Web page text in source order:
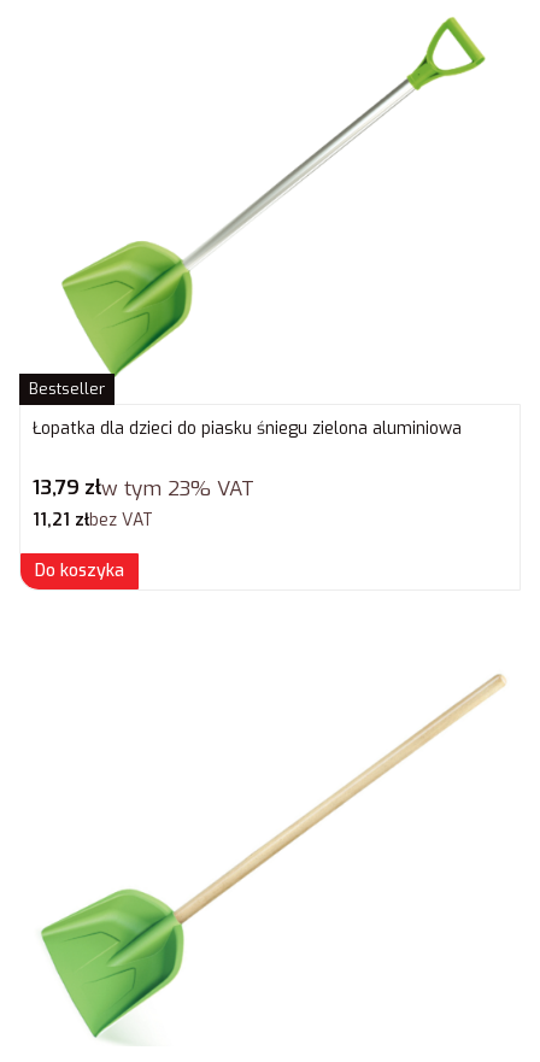
Bestseller
Łopatka dla dzieci do piasku śniegu zielona aluminiowa
Cena brutto
13,79 złw tym 23% VAT
Cena netto
11,21 złbez VAT
Do koszyka